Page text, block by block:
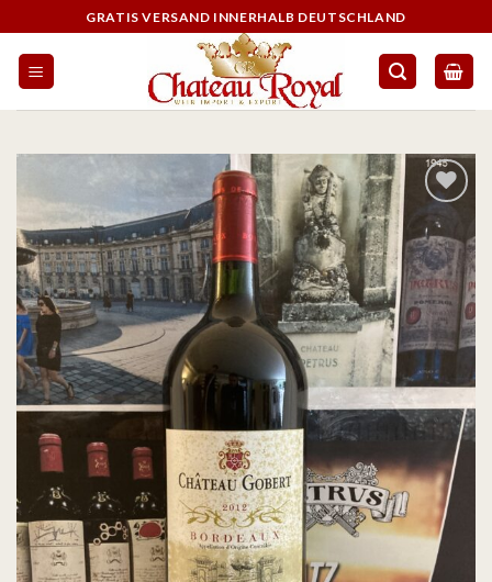
GRATIS VERSAND INNERHALB DEUTSCHLAND
Auf die
Wunschliste